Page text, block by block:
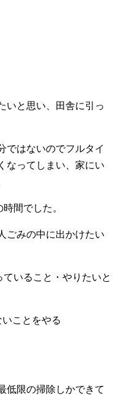
いと思い、田舎に引っ
ではないのでフルタイ
なってしまい、家にい
間でした。
ごみの中に出かけたい
いること・やりたいと
ことをやる
限の掃除しかできて